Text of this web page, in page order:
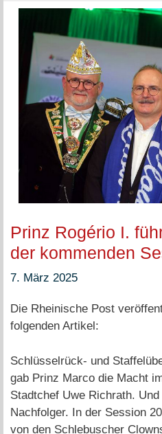
Prinz Rogério I.
der kommenden
7. März 2025
Die Rheinische Post
folgenden Artikel:
Schlüsselrück- und
gab Prinz Marco die Macht
Stadtchef Uwe Richrath.
Nachfolger. In der Session
von den Schlebuscher